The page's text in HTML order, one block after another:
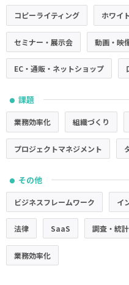
コピーライティング ホワイ
セミナー・展示会 動画・映
EC・通販・ネットショップ
● 課題
業務効率化 組織づくり
プロジェクトマネジメント
● その他
ビジネスフレームワーク イ
法律 SaaS 調査・統計
業務効率化